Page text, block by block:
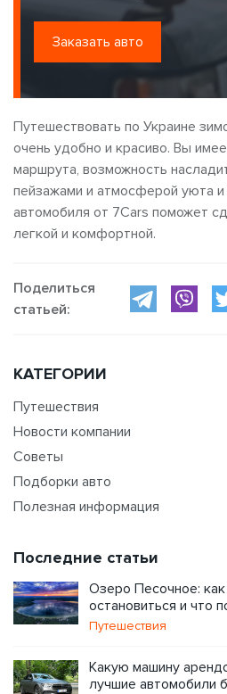
Заказать авто
Путешествовать по Украине
очень удобно и красиво. Вы
маршрута, возможность
пейзажами и атмосферой уюта и
автомобиля от 7Cars поможет
легкой и комфортной.
Поделиться
статьей:
КАТЕГОРИИ
Путешествия
Новости компании
Советы
Подборки авто
Полезная информация
Последние статьи
Озеро Песочное:
остановиться и что
Путешествия
Какую машину
лучшие автомобили